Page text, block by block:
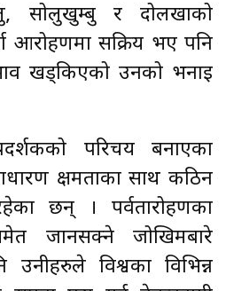
सोलुखुम्बु र दोलखाको
आरोहणमा सक्रिय भए पनि
खड्किएको उनको भनाइ
परिचय बनाएका
क्षमताका साथ कठिन
छन् । पर्वतारोहणका
जानसक्ने जोखिमबारे
उनीहरुले विश्वका विभिन्न